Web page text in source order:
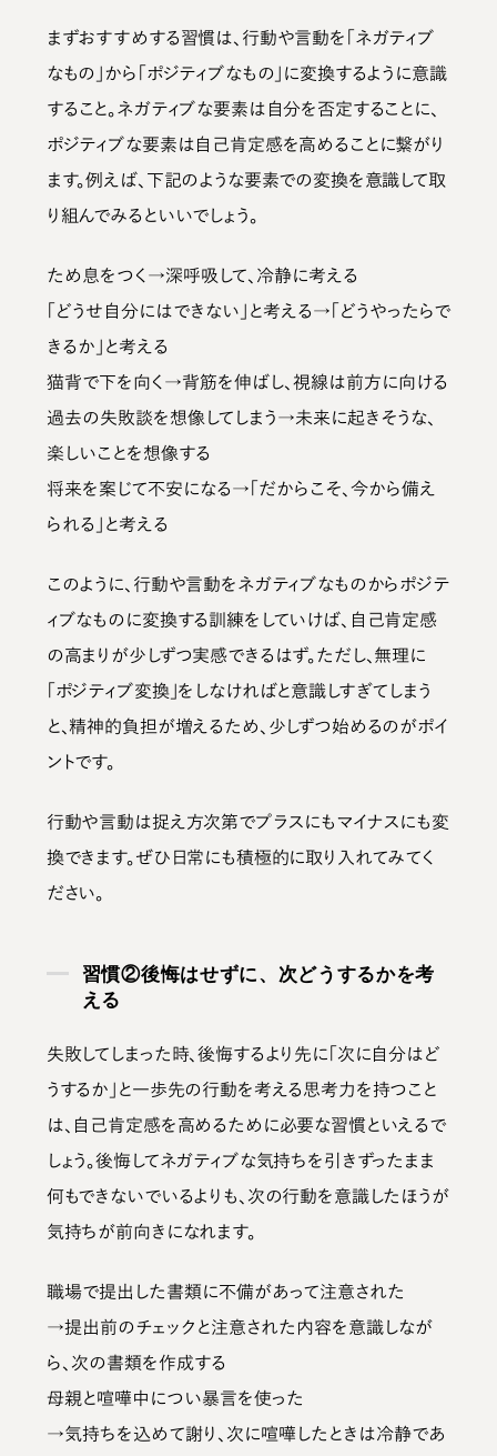
まずおすすめする習慣は、 行動や言動を「ネガティブ
なもの」から「ポジティブなもの」に変換するように意識
する こと。ネガティブな要素は自分を否定することに、
ポジティブな要素は自己肯定感を高めることに繋がり
ます。例えば、下記のような要素での変換を意識して取
り組んでみるといいでしょう。
ため息をつく→深呼吸して、冷静に考える
「どうせ自分にはできない」と考える→「どうやったらで
きるか」と考える
猫背で下を向く→背筋を伸ばし、視線は前方に向ける
過去の失敗談を想像してしまう→未来に起きそうな、
楽しいことを想像する
将来を案じて不安になる→「だからこそ、今から備え
られる」と考える
このように、行動や言動をネガティブなものからポジテ
ィブなものに変換する訓練をしていけば、自己肯定感
の高まりが少しずつ実感できるはず。ただし、無理に
「ポジティブ変換」をしなければと意識しすぎてしまう
と、精神的負担が増えるため、少しずつ始めるのがポイ
ントです。
行動や言動は捉え方次第でプラスにもマイナスにも変
換できます。 ぜひ日常にも積極的に取り入れてみてく
ださい。
習慣②後悔はせずに、次どうするかを考
える
失敗してしまった時、後悔するより先に「次に自分はど
うするか」と一歩先の行動を考える思考力を持つ こと
は、自己肯定感を高めるために必要な習慣といえるで
しょう。後悔してネガティブな気持ちを引きずったまま
何もできないでいるよりも、 次の行動を意識したほうが
気持ちが前向きになれます。
職場で提出した書類に不備があって注意された
→提出前のチェックと注意された内容を意識しなが
ら、次の書類を作成する
母親と喧嘩中につい暴言を使った
→気持ちを込めて謝り、次に喧嘩したときは冷静であ